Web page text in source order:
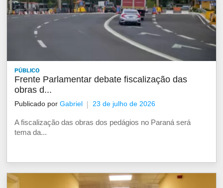
PÚBLICO
Frente Parlamentar debate fiscalização das
obras d...
Publicado porGabriel 23 de julho de 2026
A fiscalização das obras dos pedágios no Paraná será
tema da...